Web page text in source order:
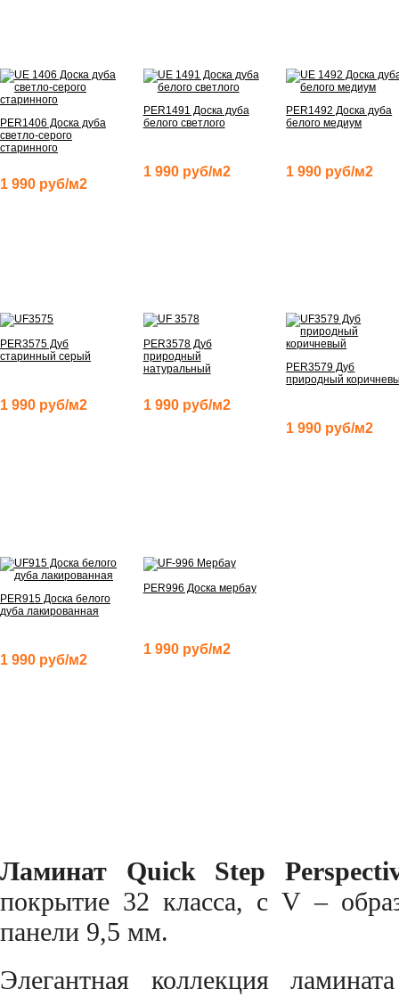
PER1406 Доска дуба
светло-серого
старинного
1 990 руб/м2
PER1491 Доска дуба
белого светлого
1 990 руб/м2
PER1492 Доска дуба
белого медиум
1 990 руб/м2
PER3575 Дуб
старинный серый
1 990 руб/м2
PER3578 Дуб
природный
натуральный
1 990 руб/м2
PER3579 Дуб
природный
1 990 руб/м2
PER915 Доска белого
дуба лакированная
1 990 руб/м2
PER996 Доска мербау
1 990 руб/м2
Ламинат Quick Step
покрытие 32 класса, с V –
панели 9,5 мм.
Элегантная коллекция